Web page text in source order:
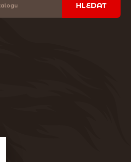
HLEDAT